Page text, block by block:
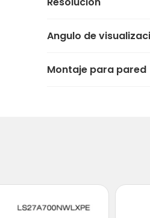
Angulo de
Montaje para pared